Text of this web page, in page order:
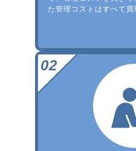
た管理コストはすべて買